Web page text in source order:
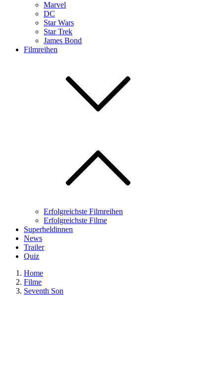
Marvel
DC
Star Wars
Star Trek
James Bond
Filmreihen
Erfolgreichste Filmreihen
Erfolgreichste Filme
Superheldinnen
News
Trailer
Quiz
Home
Filme
Seventh Son